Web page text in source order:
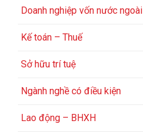
Doanh nghiệp vốn nước ngoài
Kế toán – Thuế
Sở hữu trí tuệ
Ngành nghề có điều kiện
Lao động – BHXH